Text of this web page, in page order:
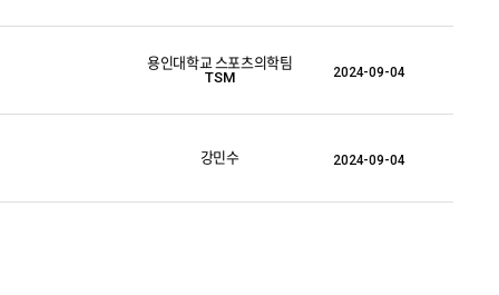
용인대학교 스포츠의학팀
TSM
2024-09-04
강민수 2024-09-04